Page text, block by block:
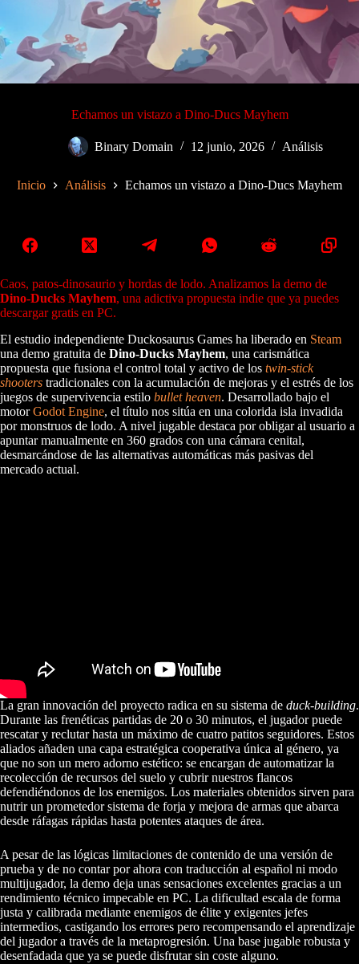
Echamos un vistazo a Dino-Ducs Mayhem
Binary Domain 12 junio, 2026 Análisis
Inicio Análisis Echamos un vistazo a Dino-Ducs Mayhem
Caos, patos-dinosaurio y hordas de lodo. Analizamos la demo de
Dino-Ducks Mayhem, una adictiva propuesta indie que ya puedes
descargar gratis en PC.
El estudio independiente Duckosaurus Games ha liberado en Steam
una demo gratuita de Dino-Ducks Mayhem, una carismática
propuesta que fusiona el control total y activo de los twin-stick
shooters tradicionales con la acumulación de mejoras y el estrés de los
juegos de supervivencia estilo bullet heaven. Desarrollado bajo el
motorGodot Engine, el título nos sitúa en una colorida isla invadida
por monstruos de lodo. A nivel jugable destaca por obligar al usuario a
apuntar manualmente en 360 grados con una cámara cenital,
desmarcándose de las alternativas automáticas más pasivas del
mercado actual.
La gran innovación del proyecto radica en su sistema de duck-building.
Durante las frenéticas partidas de 20 o 30 minutos, el jugador puede
rescatar y reclutar hasta un máximo de cuatro patitos seguidores. Estos
aliados añaden una capa estratégica cooperativa única al género, ya
que no son un mero adorno estético: se encargan de automatizar la
recolección de recursos del suelo y cubrir nuestros flancos
defendiéndonos de los enemigos. Los materiales obtenidos sirven para
nutrir un prometedor sistema de forja y mejora de armas que abarca
desde ráfagas rápidas hasta potentes ataques de área.
A pesar de las lógicas limitaciones de contenido de una versión de
prueba y de no contar por ahora con traducción al español ni modo
multijugador, la demo deja unas sensaciones excelentes gracias a un
rendimiento técnico impecable en PC. La dificultad escala de forma
justa y calibrada mediante enemigos de élite y exigentes jefes
intermedios, castigando los errores pero recompensando el aprendizaje
del jugador a través de la metaprogresión. Una base jugable robusta y
desenfadada que ya se puede disfrutar sin coste alguno.